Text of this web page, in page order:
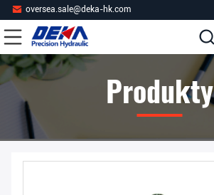
oversea.sale@deka-hk.com
Produkty